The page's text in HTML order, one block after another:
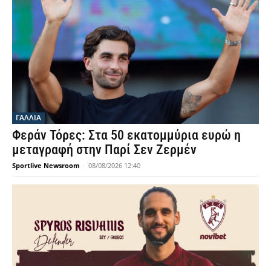
ΓΑΛΛΙΑ
Φεράν Τόρες: Στα 50 εκατομμύρια ευρώ η
μεταγραφή στην Παρί Σεν Ζερμέν
Sportlive Newsroom - 08/08/2026 12:40